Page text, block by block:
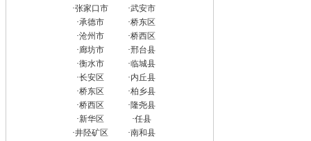
·张家口市 ·武安市
·承德市 ·桥东区
·沧州市 ·桥西区
·廊坊市 ·邢台县
·衡水市 ·临城县
·长安区 ·内丘县
·桥东区 ·柏乡县
·桥西区 ·隆尧县
·新华区 ·任县
·井陉矿区 ·南和县